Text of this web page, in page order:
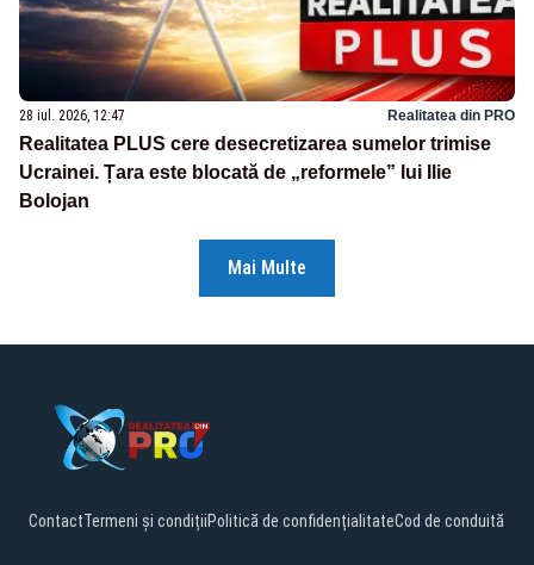
28 iul. 2026, 12:47 Realitatea din PRO
Realitatea PLUS cere desecretizarea sumelor trimise
Ucrainei. Țara este blocată de „reformele” lui Ilie
Bolojan
Mai Multe
ContactTermeni și condițiiPolitică de confidențialitateCod de conduită